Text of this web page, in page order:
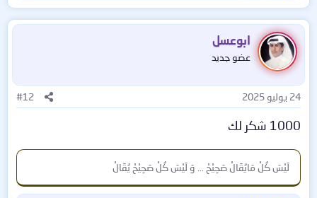
ل
ت
ف
ا
ع
ا
ت
ابوعسل
عضو جديد
24 يوليو 2025 #12
1000 شكر لك
لَيْسَ كُلْ مَايُقَالْ صَحِيْحْ ... وَ لَيْسَ كُلْ صَحِيْحْ يُقَالْ